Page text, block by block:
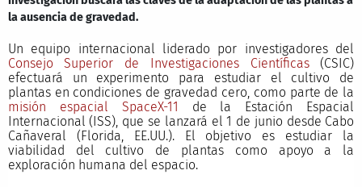
la ausencia de gravedad.
Un equipo internacional liderado por investigadores del
Consejo Superior de Investigaciones Científicas(CSIC)
efectuará un experimento para estudiar el cultivo de
plantas en condiciones de gravedad cero, como parte de la
misión espacial SpaceX-11 de la Estación Espacial
Internacional (ISS), que se lanzará el 1 de junio desde Cabo
Cañaveral (Florida, EE.UU.). El objetivo es estudiar la
viabilidad del cultivo de plantas como apoyo a la
exploración humana del espacio.